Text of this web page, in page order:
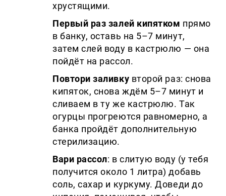
хрустящими.
Первый раз залей кипятком прямо
в банку, оставь на 5–7 минут,
затем слей воду в кастрюлю — она
пойдёт на рассол.
Повтори заливку второй раз: снова
кипяток, снова ждём 5–7 минут и
сливаем в ту же кастрюлю. Так
огурцы прогреются равномерно, а
банка пройдёт дополнительную
стерилизацию.
Вари рассол: в слитую воду (у тебя
получится около 1 литра) добавь
соль, сахар и куркуму. Доведи до